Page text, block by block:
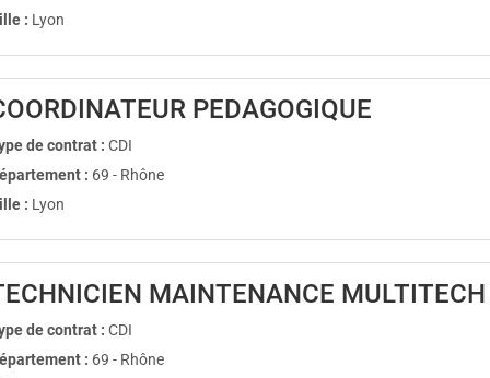
: Lyon
PEDAGOGIQUE
de contrat : CDI
: 69 - Rhône
: Lyon
MAINTENANCE
de contrat : CDI
: 69 - Rhône